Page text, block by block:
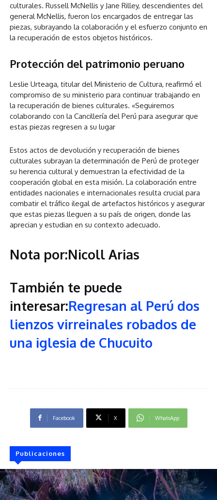
culturales. Russell McNellis y Jane Rilley, descendientes del
general McNellis, fueron los encargados de entregar las
piezas, subrayando la colaboración y el esfuerzo conjunto en
la recuperación de estos objetos históricos.
Protección del patrimonio peruano
Leslie Urteaga, titular del Ministerio de Cultura, reafirmó el
compromiso de su ministerio para continuar trabajando en
la recuperación de bienes culturales. «Seguiremos
colaborando con la Cancillería del Perú para asegurar que
estas piezas regresen a su lugar
Estos actos de devolución y recuperación de bienes
culturales subrayan la determinación de Perú de proteger
su herencia cultural y demuestran la efectividad de la
cooperación global en esta misión. La colaboración entre
entidades nacionales e internacionales resulta crucial para
combatir el tráfico ilegal de artefactos históricos y asegurar
que estas piezas lleguen a su país de origen, donde las
aprecian y estudian en su contexto adecuado.
Nota por:Nicoll Arias
También te puede
interesar:Regresan al Perú dos
lienzos virreinales robados de
una iglesia de Chucuito
Facebook X WhatsApp
Publicaciones